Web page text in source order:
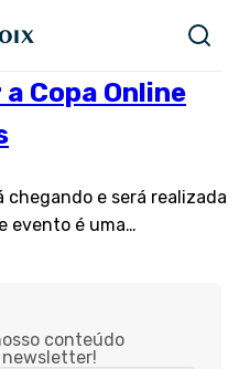
Copa Online
chegando e será realizada
evento é uma…
conteúdo
newsletter!